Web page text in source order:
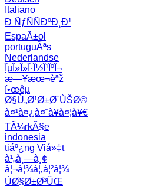
Italiano
Ð ÑƒÑÑÐºÐ¸Ð¹
EspaÃ±ol
portuguÃªs
Nederlandse
ÎµÎ»Î»Î·Î½Î¹ÎºÎ¬
æ—¥æœ¬èªž
í•œêµ­
Ø§Ù„Ø¹Ø±Ø¨ÙŠØ©
à¤¹à¤¿à¤¨à¥à¤¦à¥€
TÃ¼rkÃ§e
indonesia
tiáº¿ng Viá»‡t
à¹„à¸—à¸¢
à¦¬à¦¾à¦‚à¦²à¦¾
ÙØ§Ø±Ø³ÛŒ